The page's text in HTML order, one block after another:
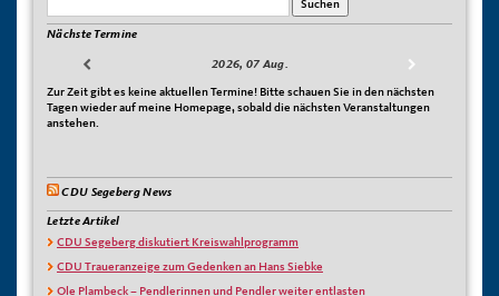
Nächste Termine
2026, 07 Aug.
Zur Zeit gibt es keine aktuellen Termine! Bitte schauen Sie in den nächsten
Tagen wieder auf meine Homepage, sobald die nächsten Veranstaltungen
anstehen.
CDU Segeberg News
Letzte Artikel
CDU Segeberg diskutiert Kreiswahlprogramm
CDU Traueranzeige zum Gedenken an Hans Siebke
Ole Plambeck – Pendlerinnen und Pendler weiter entlasten